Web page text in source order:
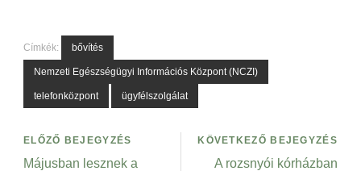
Címkék: bővítés
Nemzeti Egészségügyi Információs Központ (NCZI)
telefonközpont ügyfélszolgálat
ELŐZŐ BEJEGYZÉS
Májusban lesznek a
KÖVETKEZŐ BEJEGYZÉS
A rozsnyói kórházban